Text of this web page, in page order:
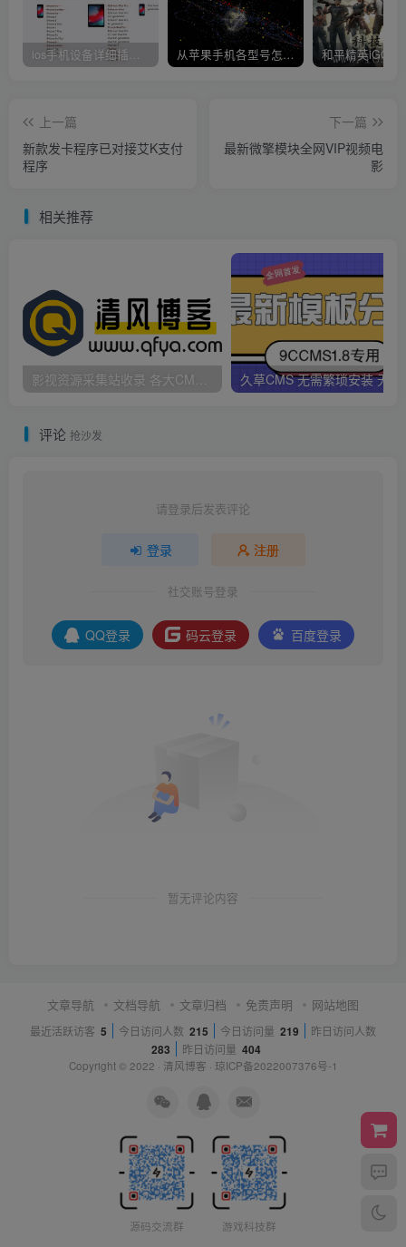
ios手机设备详细插件平刷教程 从苹果手机各型号怎么越狱到怎么开科技完整教程
上一篇
新款发卡程序已对接艾K支付
程序
下一篇
最新微擎模块全网VIP视频电
影
相关推荐
评论 抢沙发
请登录后发表评论
登录 注册
社交账号登录
QQ登录 码云登录 百度登录
暂无评论内容
文章导航 文档导航 文章归档 免责声明 网站地图
最近活跃访客 5 今日访问人数 215 今日访问量 219 昨日访问人数
283 昨日访问量 404
Copyright © 2022 · 清风博客 · 琼ICP备2022007376号-1
源码交流群 游戏科技群